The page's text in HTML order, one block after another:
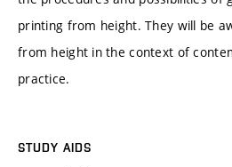
printing from height. They will be
from height in the context of
practice.
STUDY AIDS